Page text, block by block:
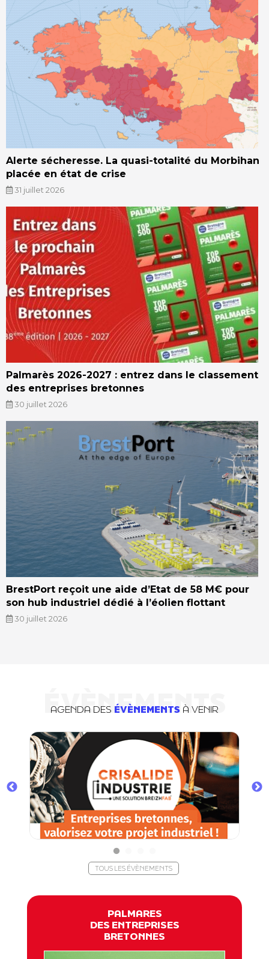
Alerte sécheresse. La quasi-totalité du Morbihan
placée en état de crise
31 juillet 2026
Palmarès 2026-2027 : entrez dans le classement
des entreprises bretonnes
30 juillet 2026
BrestPort reçoit une aide d’Etat de 58 M€ pour
son hub industriel dédié à l’éolien flottant
30 juillet 2026
ÉVÈNEMENTS
AGENDA DES ÉVÈNEMENTS À VENIR
TOUS LES ÉVÈNEMENTS
PALMARES
DES ENTREPRISES
BRETONNES